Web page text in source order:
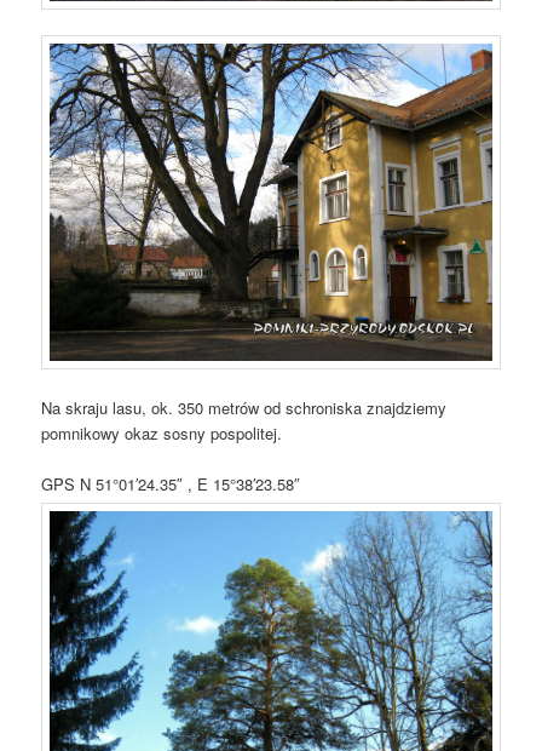
Na skraju lasu, ok. 350 metrów od schroniska znajdziemy
pomnikowy okaz sosny pospolitej.
GPS N 51°01′24.35″ , E 15°38′23.58″